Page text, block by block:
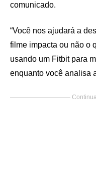
comunicado.
“Você nos ajudará a
filme impacta ou não o
usando um Fitbit para
enquanto você analisa